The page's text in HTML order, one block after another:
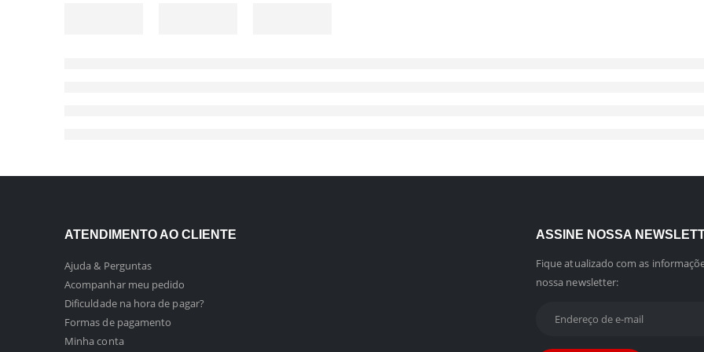
ATENDIMENTO AO CLIENTE
Ajuda & Perguntas
Acompanhar meu pedido
Dificuldade na hora de pagar?
Formas de pagamento
Minha conta
ASSINE NOSSA
Fique atualizado com as
nossa newsletter: